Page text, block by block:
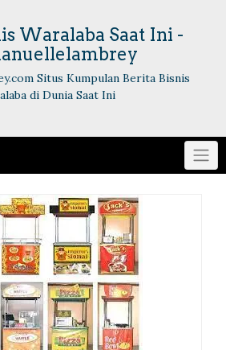
Waralaba Saat Ini -
Situs Kumpulan Berita Bisnis
di Dunia Saat Ini